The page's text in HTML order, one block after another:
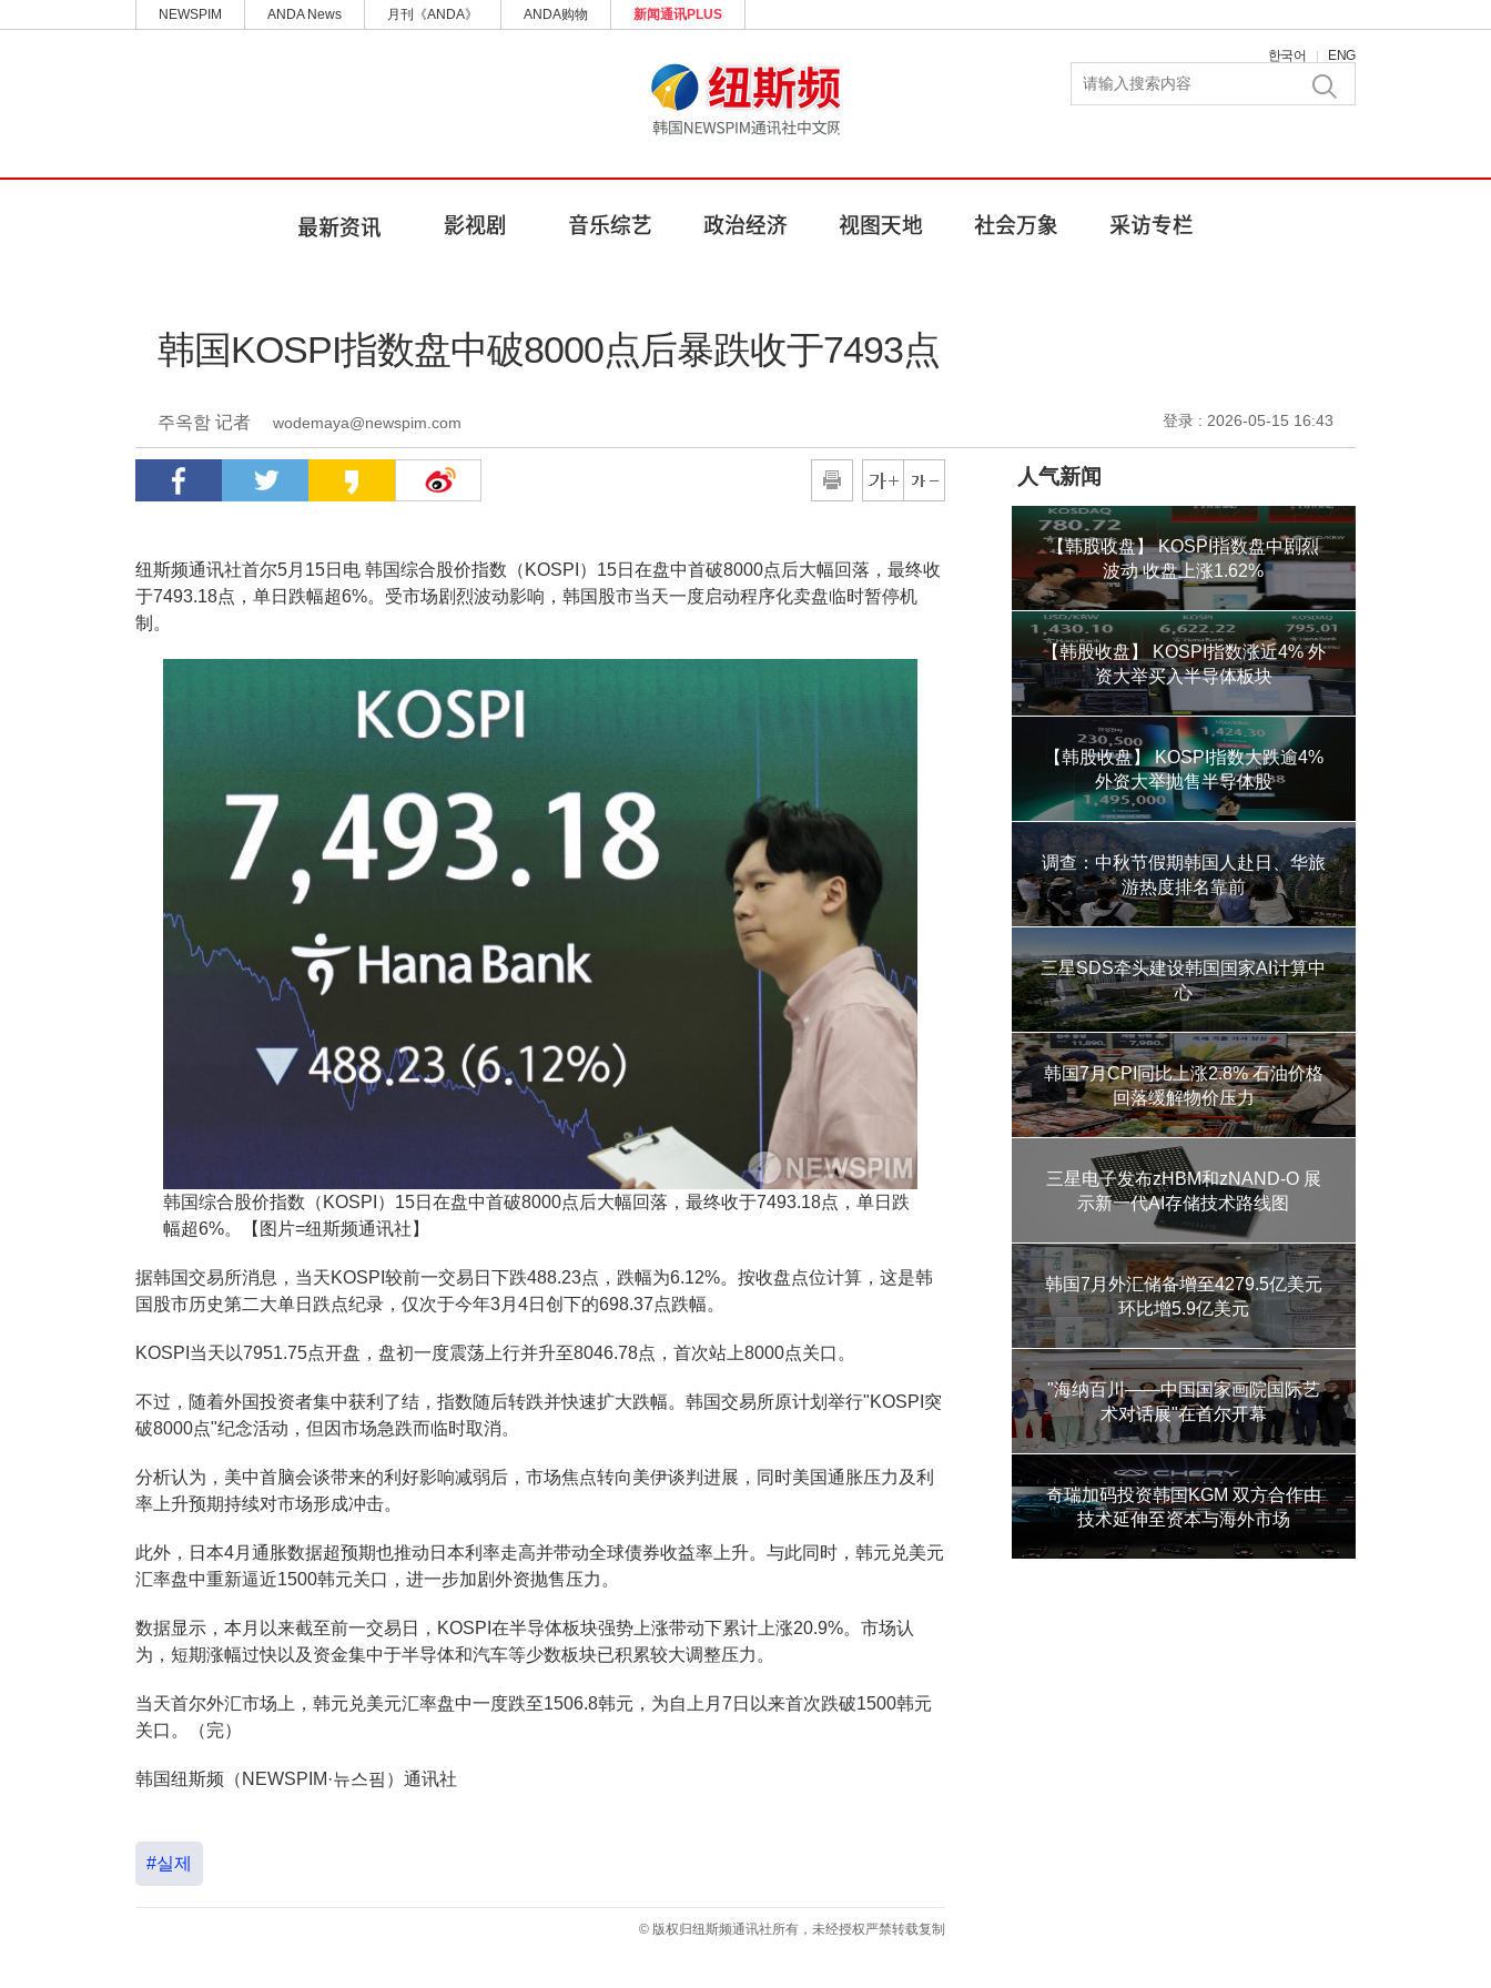
NEWSPIM ANDA News 月刊《ANDA》 ANDA购物 新闻通讯PLUS
한국어 | ENG
韩国KOSPI指数盘中破8000点后暴跌收于7493点
주옥함 记者 wodemaya@newspim.com 登录 : 2026-05-15 16:43
纽斯频通讯社首尔5月15日电 韩国综合股价指数（KOSPI）15日在盘中首破8000点后大幅回落，最终收
于7493.18点，单日跌幅超6%。受市场剧烈波动影响，韩国股市当天一度启动程序化卖盘临时暂停机
制。
韩国综合股价指数（KOSPI）15日在盘中首破8000点后大幅回落，最终收于7493.18点，单日跌
幅超6%。【图片=纽斯频通讯社】
据韩国交易所消息，当天KOSPI较前一交易日下跌488.23点，跌幅为6.12%。按收盘点位计算，这是韩
国股市历史第二大单日跌点纪录，仅次于今年3月4日创下的698.37点跌幅。
KOSPI当天以7951.75点开盘，盘初一度震荡上行并升至8046.78点，首次站上8000点关口。
不过，随着外国投资者集中获利了结，指数随后转跌并快速扩大跌幅。韩国交易所原计划举行"KOSPI突
破8000点"纪念活动，但因市场急跌而临时取消。
分析认为，美中首脑会谈带来的利好影响减弱后，市场焦点转向美伊谈判进展，同时美国通胀压力及利
率上升预期持续对市场形成冲击。
此外，日本4月通胀数据超预期也推动日本利率走高并带动全球债券收益率上升。与此同时，韩元兑美元
汇率盘中重新逼近1500韩元关口，进一步加剧外资抛售压力。
数据显示，本月以来截至前一交易日，KOSPI在半导体板块强势上涨带动下累计上涨20.9%。市场认
为，短期涨幅过快以及资金集中于半导体和汽车等少数板块已积累较大调整压力。
当天首尔外汇市场上，韩元兑美元汇率盘中一度跌至1506.8韩元，为自上月7日以来首次跌破1500韩元
关口。（完）
韩国纽斯频（NEWSPIM·뉴스핌）通讯社
#실제
© 版权归纽斯频通讯社所有，未经授权严禁转载复制
人气新闻
【韩股收盘】 KOSPI指数盘中剧烈
波动 收盘上涨1.62%
【韩股收盘】 KOSPI指数涨近4% 外
资大举买入半导体板块
【韩股收盘】 KOSPI指数大跌逾4%
外资大举抛售半导体股
调查：中秋节假期韩国人赴日、华旅
游热度排名靠前
三星SDS牵头建设韩国国家AI计算中
心
韩国7月CPI同比上涨2.8% 石油价格
回落缓解物价压力
三星电子发布zHBM和zNAND-O 展
示新一代AI存储技术路线图
韩国7月外汇储备增至4279.5亿美元
环比增5.9亿美元
"海纳百川——中国国家画院国际艺
术对话展"在首尔开幕
奇瑞加码投资韩国KGM 双方合作由
技术延伸至资本与海外市场